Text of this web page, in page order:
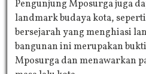
Pengunjung Mposurga juga
landmark budaya kota,
bersejarah yang menghiasi
bangunan ini merupakan
Mposurga dan menawarkan